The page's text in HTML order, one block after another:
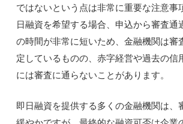
ではないという点は非常に重要な注意事
日融資を希望する場合、申込から審査通
の時間が非常に短いため、金融機関は審
定しているものの、赤字経営や過去の信
には審査に通らないことがあります。
即日融資を提供する多くの金融機関は、